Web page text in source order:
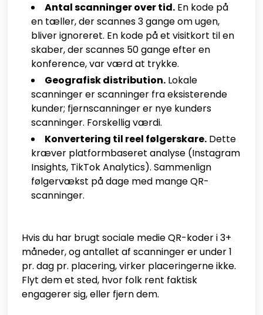
Antal scanninger over tid. En kode på
en tæller, der scannes 3 gange om ugen,
bliver ignoreret. En kode på et visitkort til en
skaber, der scannes 50 gange efter en
konference, var værd at trykke.
Geografisk distribution. Lokale
scanninger er scanninger fra eksisterende
kunder; fjernscanninger er nye kunders
scanninger. Forskellig værdi.
Konvertering til reel følgerskare. Dette
kræver platformbaseret analyse (Instagram
Insights, TikTok Analytics). Sammenlign
følgervækst på dage med mange QR-
scanninger.
Hvis du har brugt sociale medie QR-koder i 3+
måneder, og antallet af scanninger er under 1
pr. dag pr. placering, virker placeringerne ikke.
Flyt dem et sted, hvor folk rent faktisk
engagerer sig, eller fjern dem.